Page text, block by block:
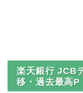
楽天銀行 JCB
移・過去最高P